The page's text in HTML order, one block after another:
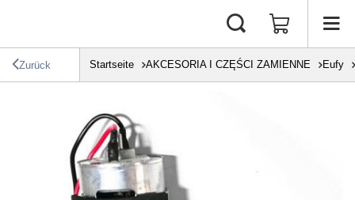
Zurück Startseite AKCESORIA I CZĘŚCI ZAMIENNE Eufy